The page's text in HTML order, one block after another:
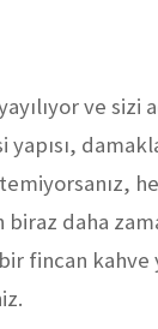
ve
daha
fincan kahve